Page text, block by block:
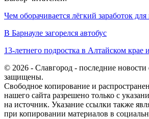
Чем оборачивается лёгкий заработок
В Барнауле загорелся автобус
13-летнего подростка в Алтайском крае
© 2026 - Славгород - последние новости
защищены.
Свободное копирование и
нашего сайта разрешено только с
на источник. Указание ссылки также
при копировании материалов в